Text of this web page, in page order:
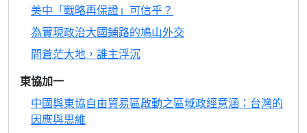
美中「戰略再保證」可信乎？
為實現政治大國鋪路的鳩山外交
問蒼茫大地，誰主浮沉
東協加一
中國與東協自由貿易區啟動之區域政經意涵：台灣的
因應與思維